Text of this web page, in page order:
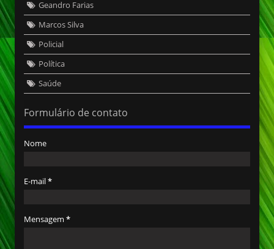
Geandro Farias
Marcos Silva
Policial
Política
Saúde
Formulário de contato
Nome
E-mail*
Mensagem *